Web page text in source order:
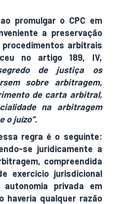
promulgar o CPC em
a preservação
arbitrais
no artigo 189, IV,
de justiça os
sobre arbitragem,
de carta arbitral,
na arbitragem
o juízo”.
regra é o seguinte:
se juridicamente a
compreendida
exercício jurisdicional
privada em
haveria qualquer razão